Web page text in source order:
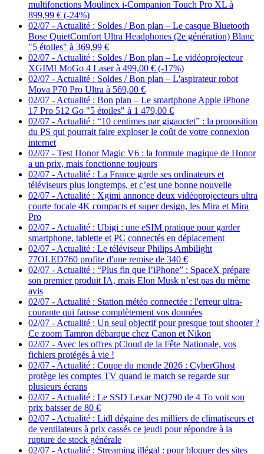
multifonctions Moulinex i-Companion Touch Pro XL à
899,99 € (-24%)
02/07 - Actualité : Soldes / Bon plan – Le casque Bluetooth
Bose QuietComfort Ultra Headphones (2e génération) Blanc
"5 étoiles" à 369,99 €
02/07 - Actualité : Soldes / Bon plan – Le vidéoprojecteur
XGIMI MoGo 4 Laser à 499,00 € (-17%)
02/07 - Actualité : Soldes / Bon plan – L'aspirateur robot
Mova P70 Pro Ultra à 569,00 €
02/07 - Actualité : Bon plan – Le smartphone Apple iPhone
17 Pro 512 Go "5 étoiles" à 1 479,00 €
02/07 - Actualité : “10 centimes par gigaoctet” : la proposition
du PS qui pourrait faire exploser le coût de votre connexion
internet
02/07 - Test Honor Magic V6 : la formule magique de Honor
a un prix, mais fonctionne toujours
02/07 - Actualité : La France garde ses ordinateurs et
téléviseurs plus longtemps, et c’est une bonne nouvelle
02/07 - Actualité : Xgimi annonce deux vidéoprojecteurs ultra
courte focale 4K compacts et super design, les Mira et Mira
Pro
02/07 - Actualité : Ubigi : une eSIM pratique pour garder
smartphone, tablette et PC connectés en déplacement
02/07 - Actualité : Le téléviseur Philips Ambilight
77OLED760 profite d'une remise de 340 €
02/07 - Actualité : “Plus fin que l’iPhone” : SpaceX prépare
son premier produit IA, mais Elon Musk n’est pas du même
avis
02/07 - Actualité : Station météo connectée : l'erreur ultra-
courante qui fausse complètement vos données
02/07 - Actualité : Un seul objectif pour presque tout shooter ?
Ce zoom Tamron débarque chez Canon et Nikon
02/07 - Avec les offres pCloud de la Fête Nationale, vos
fichiers protégés à vie !
02/07 - Actualité : Coupe du monde 2026 : CyberGhost
protège les comptes TV quand le match se regarde sur
plusieurs écrans
02/07 - Actualité : Le SSD Lexar NQ790 de 4 To voit son
prix baisser de 80 €
02/07 - Actualité : Lidl dégaine des milliers de climatiseurs et
de ventilateurs à prix cassés ce jeudi pour répondre à la
rupture de stock générale
02/07 - Actualité : Streaming illégal : pour bloquer des sites